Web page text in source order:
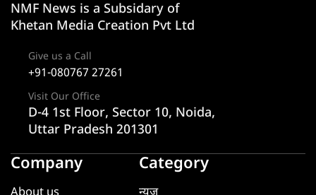
NMF News is a Subsidary of
Khetan Media Creation Pvt Ltd
Give us a Call
+91-080767 27261
Visit Our Office
D-4 1st Floor, Sector 10, Noida,
Uttar Pradesh 201301
Company Category